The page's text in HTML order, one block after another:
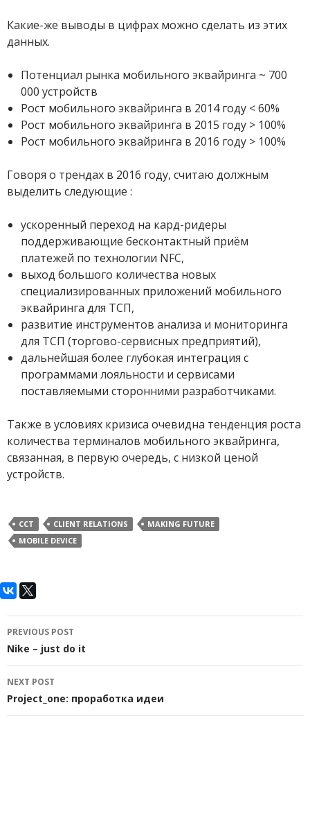
Какие-же выводы в цифрах можно сделать из этих
данных.
Потенциал рынка мобильного эквайринга ~ 700
000 устройств
Рост мобильного эквайринга в 2014 году < 60%
Рост мобильного эквайринга в 2015 году > 100%
Рост мобильного эквайринга в 2016 году > 100%
Говоря о трендах в 2016 году, считаю должным
выделить следующие :
ускоренный переход на кард-ридеры
поддерживающие бесконтактный приём
платежей по технологии NFC,
выход большого количества новых
специализированных приложений мобильного
эквайринга для ТСП,
развитие инструментов анализа и мониторинга
для ТСП (торгово-сервисных предприятий),
дальнейшая более глубокая интеграция с
программами лояльности и сервисами
поставляемыми сторонними разработчиками.
Также в условиях кризиса очевидна тенденция роста
количества терминалов мобильного эквайринга,
связанная, в первую очередь, с низкой ценой
устройств.
CCT CLIENT RELATIONS
MAKING FUTURE
MOBILE DEVICE
Post
navigation
PREVIOUS POST
Nike – just do it
NEXT POST
Project_one: проработка идеи